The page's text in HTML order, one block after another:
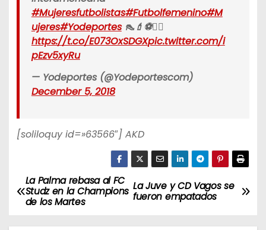
#Mujeresfutbolistas#Futbolfemenino#M
ujeres#Yodeportes👠💄⚽️🙆‍♀️
https://t.co/E073OxSDGXpic.twitter.com/i
pEzv5xyRu
— Yodeportes (@Yodeportescom)
December 5, 2018
[soliloquy id=»63566″] AKD
N
a
La Juve y CD Vagos se
fueron empatados
La Palma rebasa al FC
Studz en la Champions
de los Martes